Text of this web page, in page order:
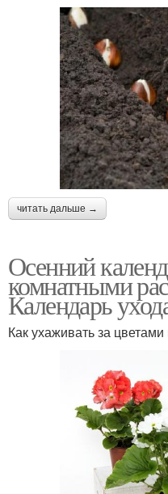
читать дальше →
Осенний
комнатными
Календарь
Как ухаживать за цветами